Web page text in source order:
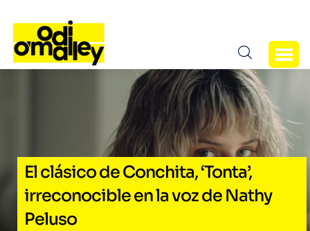
El clásico de Conchita, ‘Tonta’,
irreconocible en la voz de Nathy
Peluso